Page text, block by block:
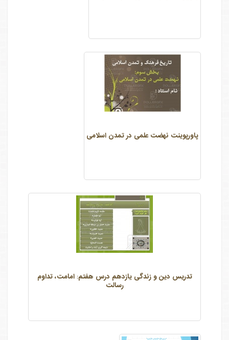
پاورپوینت نهضت علمی در تمدن اسلامی
تدریس دین و زندگی یازدهم درس هفتم: امامت، تداوم
رسالت